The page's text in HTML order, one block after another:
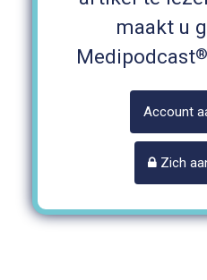
maakt u
Medipodcast®
Account
Zich